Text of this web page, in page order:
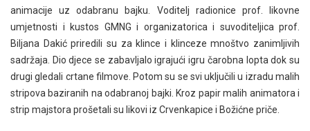
animacije uz odabranu bajku. Voditelj radionice prof. likovne
umjetnosti i kustos GMNG i organizatorica i suvoditeljica prof.
Biljana Dakić priredili su za klince i klinceze mnoštvo zanimljivih
sadržaja. Dio djece se zabavljalo igrajući igru čarobna lopta dok su
drugi gledali crtane filmove. Potom su se svi uključili u izradu malih
stripova baziranih na odabranoj bajki. Kroz papir malih animatora i
strip majstora prošetali su likovi iz Crvenkapice i Božićne priče.